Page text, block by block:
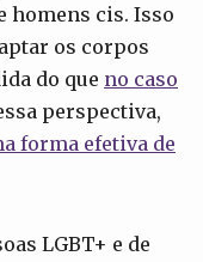
homens cis. Isso
os corpos
do que no caso
perspectiva,
forma efetiva de
LGBT+ e de